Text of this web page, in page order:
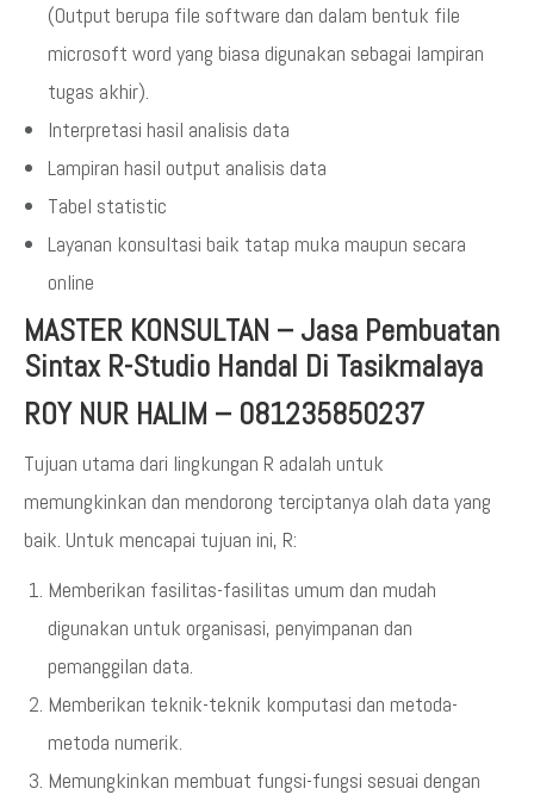
(Output berupa file software dan dalam bentuk file
microsoft word yang biasa digunakan sebagai lampiran
tugas akhir).
Interpretasi hasil analisis data
Lampiran hasil output analisis data
Tabel statistic
Layanan konsultasi baik tatap muka maupun secara
online
MASTER KONSULTAN – Jasa Pembuatan
Sintax R-Studio Handal Di Tasikmalaya
ROY NUR HALIM – 081235850237
Tujuan utama dari lingkungan R adalah untuk
memungkinkan dan mendorong terciptanya olah data yang
baik. Untuk mencapai tujuan ini, R:
Memberikan fasilitas-fasilitas umum dan mudah
digunakan untuk organisasi, penyimpanan dan
pemanggilan data.
Memberikan teknik-teknik komputasi dan metoda-
metoda numerik.
Memungkinkan membuat fungsi-fungsi sesuai dengan